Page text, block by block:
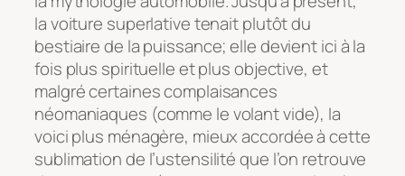
la voiture superlative tenait plutôt du
bestiaire de la puissance; elle devient ici à la
fois plus spirituelle et plus objective, et
malgré certaines complaisances
néomaniaques (comme le volant vide), la
voici plus ménagère, mieux accordée à cette
sublimation de l’ustensilité que l’on retrouve